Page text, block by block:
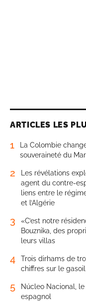
ARTICLES LES
1
La Colombie
souveraineté du
2
Les révélations
agent du contre-
liens entre le
et l’Algérie
3
«C’est notre
Bouznika, des
leurs villas
4
Trois dirhams de
chiffres sur le gasoil
5
Núcleo Nacional,
espagnol